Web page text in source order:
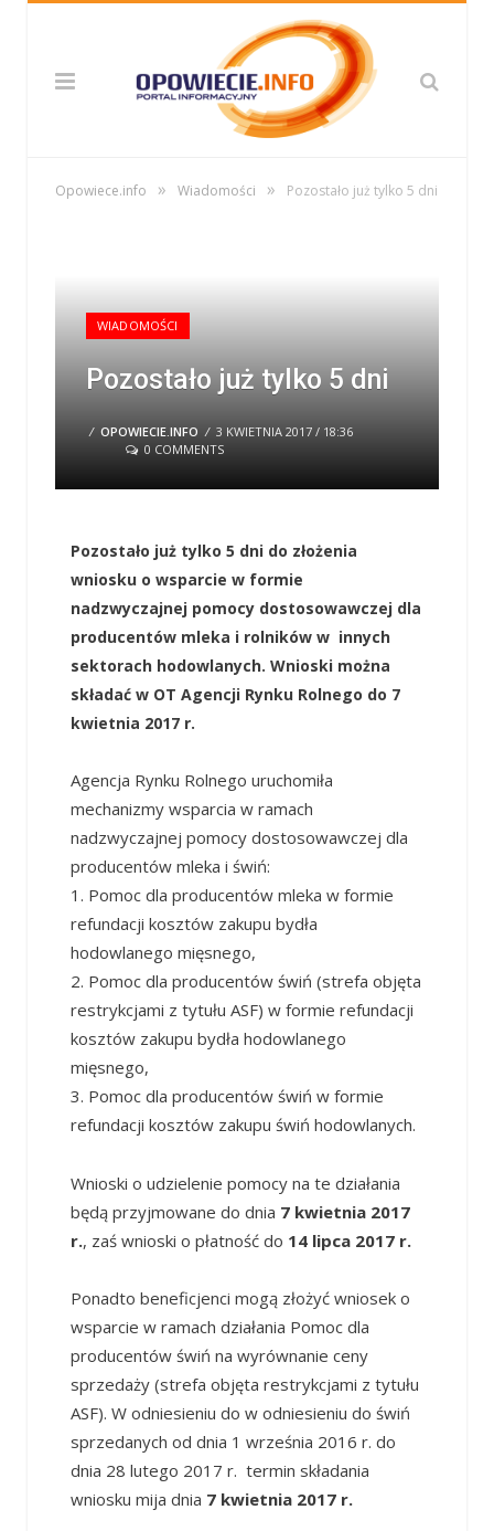
Opowiece.info » Wiadomości » Pozostało już tylko 5 dni
WIADOMOŚCI
Pozostało już tylko 5 dni
/ OPOWIECIE.INFO / 3 KWIETNIA 2017 / 18:36
0 COMMENTS
Pozostało już tylko 5 dni do złożenia
wniosku o wsparcie w formie
nadzwyczajnej pomocy dostosowawczej dla
producentów mleka i rolników w innych
sektorach hodowlanych. Wnioski można
składać w OT Agencji Rynku Rolnego do 7
kwietnia 2017 r.
Agencja Rynku Rolnego uruchomiła
mechanizmy wsparcia w ramach
nadzwyczajnej pomocy dostosowawczej dla
producentów mleka i świń:
1. Pomoc dla producentów mleka w formie
refundacji kosztów zakupu bydła
hodowlanego mięsnego,
2. Pomoc dla producentów świń (strefa objęta
restrykcjami z tytułu ASF) w formie refundacji
kosztów zakupu bydła hodowlanego
mięsnego,
3. Pomoc dla producentów świń w formie
refundacji kosztów zakupu świń hodowlanych.
Wnioski o udzielenie pomocy na te działania
będą przyjmowane do dnia 7 kwietnia 2017
r., zaś wnioski o płatność do 14 lipca 2017 r.
Ponadto beneficjenci mogą złożyć wniosek o
wsparcie w ramach działania Pomoc dla
producentów świń na wyrównanie ceny
sprzedaży (strefa objęta restrykcjami z tytułu
ASF). W odniesieniu do w odniesieniu do świń
sprzedanych od dnia 1 września 2016 r. do
dnia 28 lutego 2017 r. termin składania
wniosku mija dnia 7 kwietnia 2017 r.